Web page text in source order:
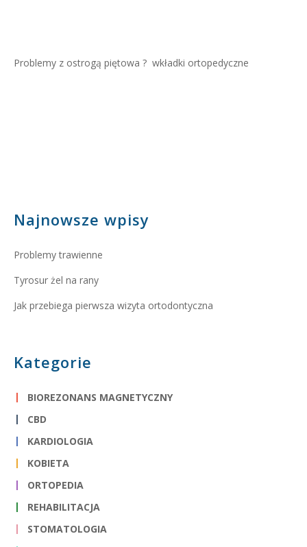
Problemy z ostrogą piętowa ? wkładki ortopedyczne
Najnowsze wpisy
Problemy trawienne
Tyrosur żel na rany
Jak przebiega pierwsza wizyta ortodontyczna
Kategorie
BIOREZONANS MAGNETYCZNY
CBD
KARDIOLOGIA
KOBIETA
ORTOPEDIA
REHABILITACJA
STOMATOLOGIA